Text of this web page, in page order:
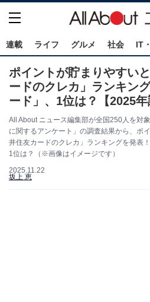
連載 ライフ グルメ 社会 IT
ポイントが貯まりやすい
ードのクレカ」ランキン
ード」、1位は？【2025年
All About ニュース編集部が全国250人を対
に関するアンケート」の調査結果から、ポ
井住友カードのクレカ」ランキングを発表
1位は？（※画像はイメージです）
2025.11.22
坂上 恵